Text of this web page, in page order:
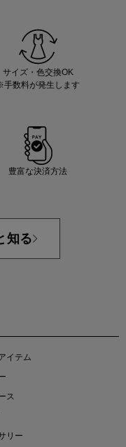
サイズ・色交換OK
数料が発生します
豊富な決済方法
知る
イテム
ス
リー